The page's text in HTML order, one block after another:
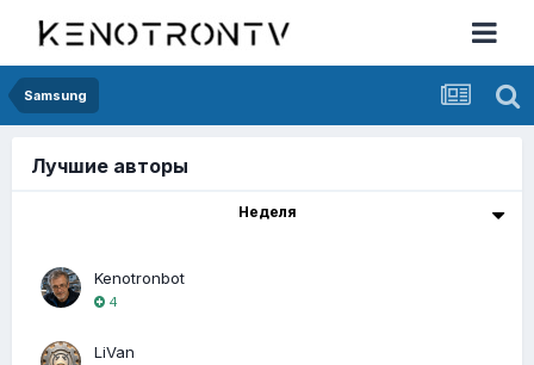
Samsung
Лучшие авторы
Неделя
Kenotronbot
4
LiVan